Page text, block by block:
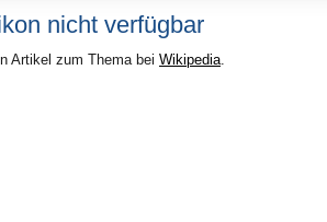
nicht verfügbar
Artikel zum Thema bei Wikipedia.